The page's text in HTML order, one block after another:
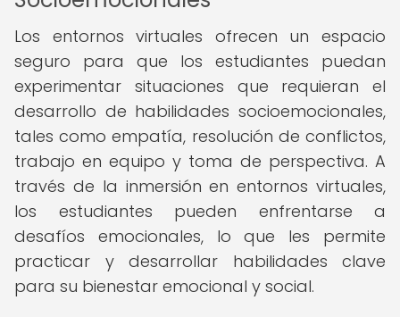
Los entornos virtuales ofrecen un espacio
seguro para que los estudiantes puedan
experimentar situaciones que requieran el
desarrollo de habilidades socioemocionales,
tales como empatía, resolución de conflictos,
trabajo en equipo y toma de perspectiva. A
través de la inmersión en entornos virtuales,
los estudiantes pueden enfrentarse a
desafíos emocionales, lo que les permite
practicar y desarrollar habilidades clave
para su bienestar emocional y social.